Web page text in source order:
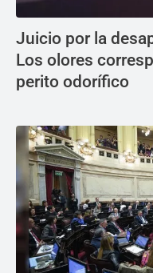
Juicio por la
Los olores
perito odorífico